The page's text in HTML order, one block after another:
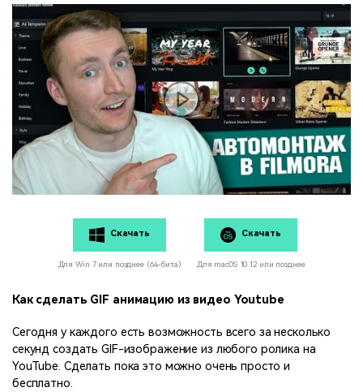
Скачать
Для Win 7 или позднее (64-бита)
Скачать
Для macOS 10.12 или позднее
Как сделать GIF анимацию из видео Youtube
Сегодня у каждого есть возможность всего за несколько
секунд создать GIF-изображение из любого ролика на
YouTube. Сделать пока это можно очень просто и
бесплатно.